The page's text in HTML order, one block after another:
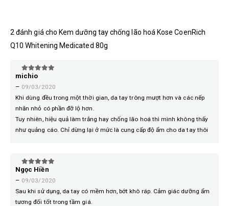
2 đánh giá cho Kem dưỡng tay chống lão hoá Kose CoenRich
Q10 Whitening Medicated 80g
5trên 5
michio
– 09/03/2020
Khi dùng đều trong một thời gian, da tay trông mượt hơn và các nếp
nhăn nhỏ có phần đỡ lộ hơn.
Tuy nhiên, hiệu quả làm trắng hay chống lão hoá thì mình không thấy
như quảng cáo. Chỉ dừng lại ở mức là cung cấp độ ẩm cho da tay thôi
5trên 5
Ngọc Hiền
– 09/03/2020
Sau khi sử dụng, da tay có mềm hơn, bớt khô ráp. Cảm giác dưỡng ẩm
tương đối tốt trong tầm giá.